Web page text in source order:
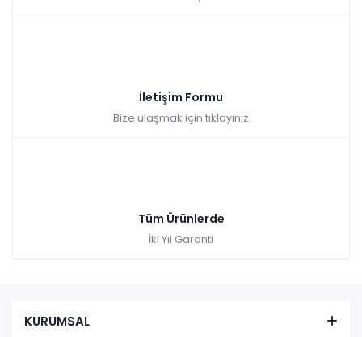
İletişim Formu
Bize ulaşmak için tıklayınız
Tüm Ürünlerde
İki Yıl Garanti
KURUMSAL